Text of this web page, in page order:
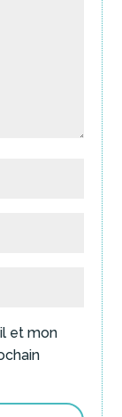
et mon